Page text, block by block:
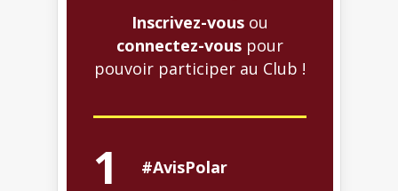
Inscrivez-vous ou
connectez-vous pour
pouvoir participer au Club !
1 #AvisPolar